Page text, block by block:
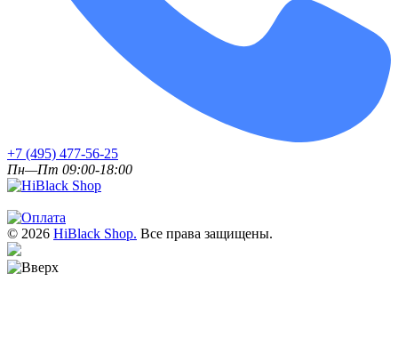
+7 (495) 477-56-25
Пн—Пт 09:00-18:00
© 2026 HiBlack Shop. Все права защищены.